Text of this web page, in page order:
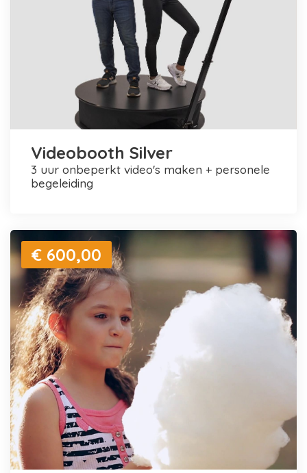
Videobooth Silver
3 uur onbeperkt video's maken + personele
begeleiding
€ 600,00